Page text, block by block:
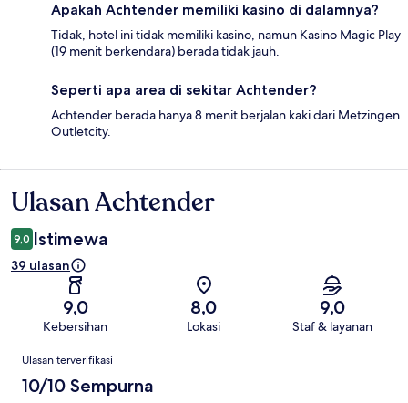
Apakah Achtender memiliki kasino di dalamnya?
Tidak, hotel ini tidak memiliki kasino, namun Kasino Magic Play
(19 menit berkendara) berada tidak jauh.
Seperti apa area di sekitar Achtender?
Achtender berada hanya 8 menit berjalan kaki dari Metzingen
Outletcity.
Ulasan
Ulasan Achtender
9,0 Istimewa
39 ulasan
9,0
Kebersihan
8,0
Lokasi
9,0
Staf & layanan
Ulasan
Ulasan terverifikasi
10/10 Sempurna